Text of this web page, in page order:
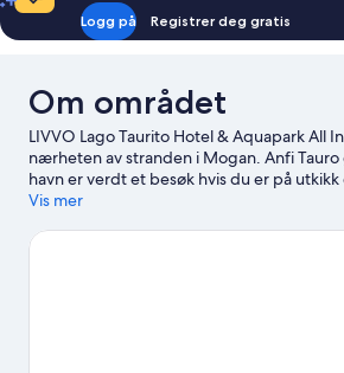
Logg på Registrer deg gratis
Om området
LIVVO Lago Taurito Hotel & Aquapark All
nærheten av stranden i Mogan. Anfi
havn er verdt et besøk hvis du er på
aktiviteter, men hvis du heller vil oppleve
med barn? Da bør du ikke gå glipp av Lago
Vis mer